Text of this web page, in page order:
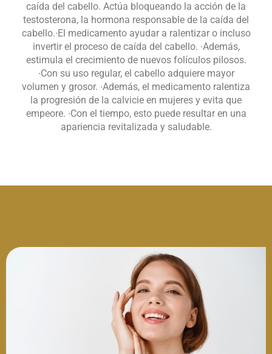
caída del cabello. Actúa bloqueando la acción de la
testosterona, la hormona responsable de la caída del
cabello.​ ∙El medicamento ayudar a ralentizar o incluso
invertir el proceso de caída del cabello. ∙Además,
estimula el crecimiento de nuevos folículos pilosos.
∙Con su uso regular, el cabello adquiere mayor
volumen y grosor. ∙Además, el medicamento ralentiza
la progresión de la calvicie en mujeres y evita que
empeore. ∙Con el tiempo, esto puede resultar en una
apariencia revitalizada y saludable.